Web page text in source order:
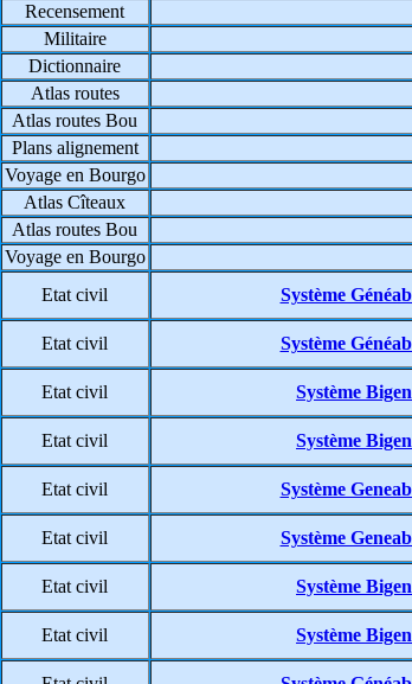
Recensement
Militaire
Dictionnaire
Atlas routes
Atlas routes Bou
Plans alignement
Voyage en Bourgo
Atlas Cîteaux
Atlas routes Bou
Voyage en Bourgo
Etat civil Système
Etat civil Système
Etat civil Système
Etat civil Système
Etat civil Système
Etat civil Système
Etat civil Système
Etat civil Système